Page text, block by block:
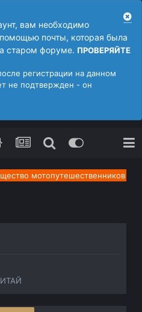
вам необходимо
почты, которая была
старом форуме. ПРОВЕРЯЙТЕ
регистрации на данном
не подтвержден - он